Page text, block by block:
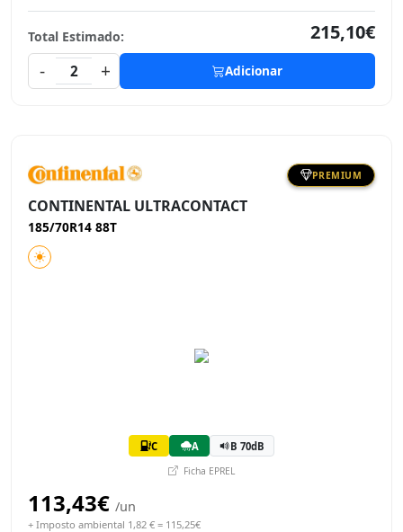
Total Estimado:
215,10€
-
2 + Adicionar
PREMIUM
CONTINENTAL ULTRACONTACT
185/70R14 88T
C A B 70dB
Ficha EPREL
113,43€ /un
+ Imposto ambiental 1,82 € = 115,25€